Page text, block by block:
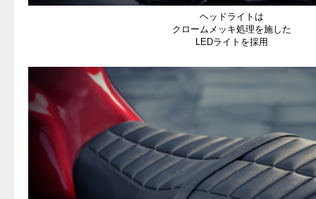
ヘッドライトは
クロームメッキ処理を施した
LEDライトを採用